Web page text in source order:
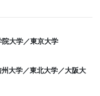
大学／東京大学
学／東北大学／大阪大